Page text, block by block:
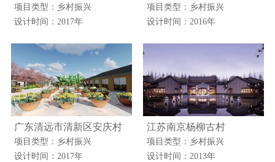
项目类型：乡村振兴
设计时间：2017年
项目类型：乡村振兴
设计时间：2016年
广东清远市清新区安庆村
项目类型：乡村振兴
设计时间：2017年
江苏南京杨柳古村
项目类型：乡村振兴
设计时间：2013年